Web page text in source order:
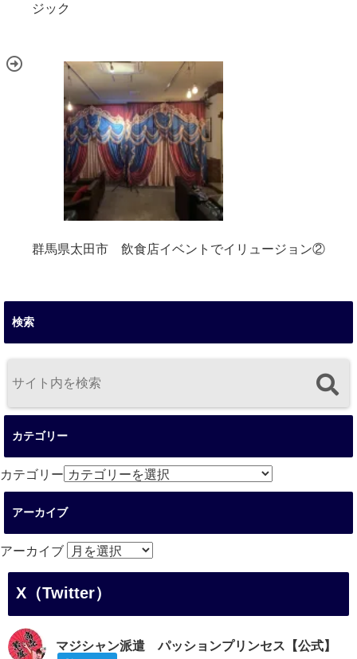
ジック
群馬県太田市 飲食店イベントでイリュージョン②
検索
カテゴリー
カテゴリー
アーカイブ
アーカイブ
X（Twitter）
マジシャン派遣 パッションプリンセス【公式】